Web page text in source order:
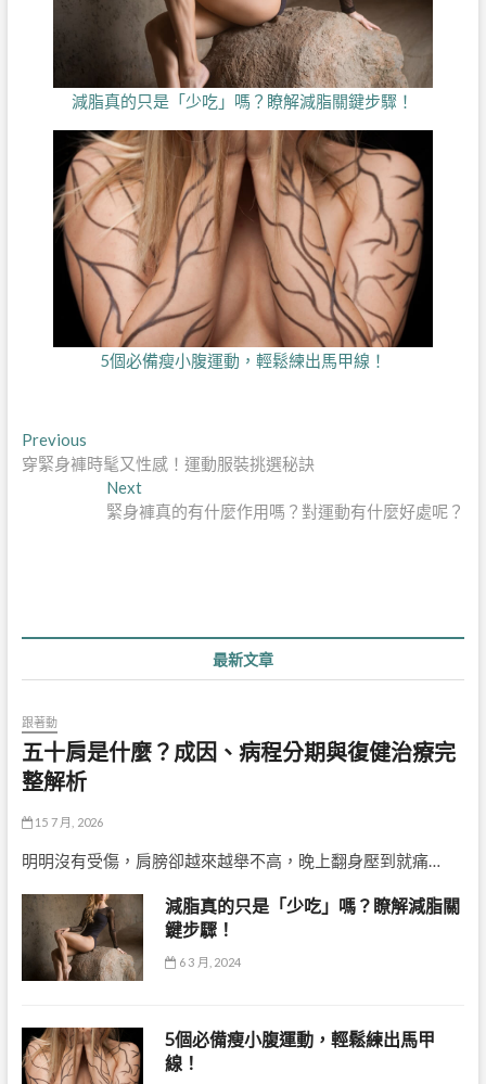
減脂真的只是「少吃」嗎？瞭解減脂關鍵步驟！
5個必備瘦小腹運動，輕鬆練出馬甲線！
文
章
PreviousPrevious
post:
穿緊身褲時髦又性感！運動服裝挑選秘訣
NextNext
post:
緊身褲真的有什麼作用嗎？對運動有什麼好處呢？
最新文章
跟著動
五十肩是什麼？成因、病程分期與復健治療完
整解析
15 7 月, 2026
明明沒有受傷，肩膀卻越來越舉不高，晚上翻身壓到就痛…
減脂真的只是「少吃」嗎？瞭解減脂關
鍵步驟！
6 3 月, 2024
5個必備瘦小腹運動，輕鬆練出馬甲
線！